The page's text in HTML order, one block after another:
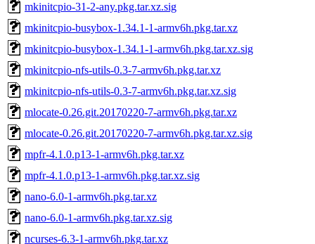
mkinitcpio-31-2-any.pkg.tar.xz.sig
mkinitcpio-busybox-1.34.1-1-armv6h.pkg.tar.xz
mkinitcpio-busybox-1.34.1-1-armv6h.pkg.tar.xz.sig
mkinitcpio-nfs-utils-0.3-7-armv6h.pkg.tar.xz
mkinitcpio-nfs-utils-0.3-7-armv6h.pkg.tar.xz.sig
mlocate-0.26.git.20170220-7-armv6h.pkg.tar.xz
mlocate-0.26.git.20170220-7-armv6h.pkg.tar.xz.sig
mpfr-4.1.0.p13-1-armv6h.pkg.tar.xz
mpfr-4.1.0.p13-1-armv6h.pkg.tar.xz.sig
nano-6.0-1-armv6h.pkg.tar.xz
nano-6.0-1-armv6h.pkg.tar.xz.sig
ncurses-6.3-1-armv6h.pkg.tar.xz